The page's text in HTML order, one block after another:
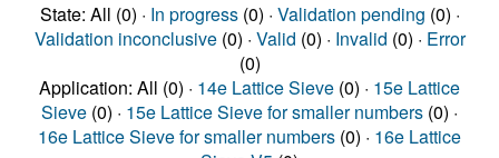
State: All (0) · In progress(0) · Validation pending (0) ·
Validation inconclusive(0) · Valid (0) · Invalid (0) · Error
(0)
Application: All (0) · 14e Lattice Sieve (0) · 15e Lattice
Sieve (0) · 15e Lattice Sieve for smaller numbers (0) ·
16e Lattice Sieve for smaller numbers (0) · 16e Lattice